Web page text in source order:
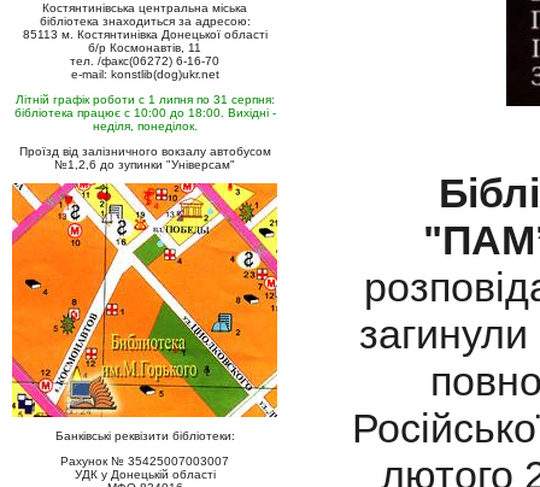
Костянтинівська центральна міська
бібліотека знаходиться за адресою:
85113 м. Костянтинівка Донецької області
б/р Космонавтів, 11
тел. /факс(06272) 6-16-70
e-mail: konstlib(dog)ukr.net
Літній графік роботи с 1 липня по 31 серпня:
бібліотека працює с 10:00 до 18:00. Вихідні -
неділя, понеділок.
Проїзд від залізничного вокзалу автобусом
№1,2,6 до зупинки "Універсам"
Банківські реквізити бібліотеки:
Рахунок № 35425007003007
УДК у Донецькій області
загинули
лютого